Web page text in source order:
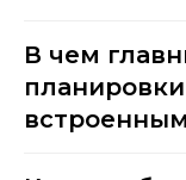
В чем